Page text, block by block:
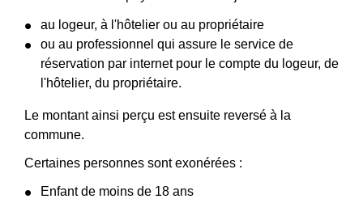
au logeur, à l'hôtelier ou au propriétaire
ou au professionnel qui assure le service de
réservation par internet pour le compte du logeur, de
l'hôtelier, du propriétaire.
Le montant ainsi perçu est ensuite reversé à la
commune.
Certaines personnes sont exonérées :
Enfant de moins de 18 ans